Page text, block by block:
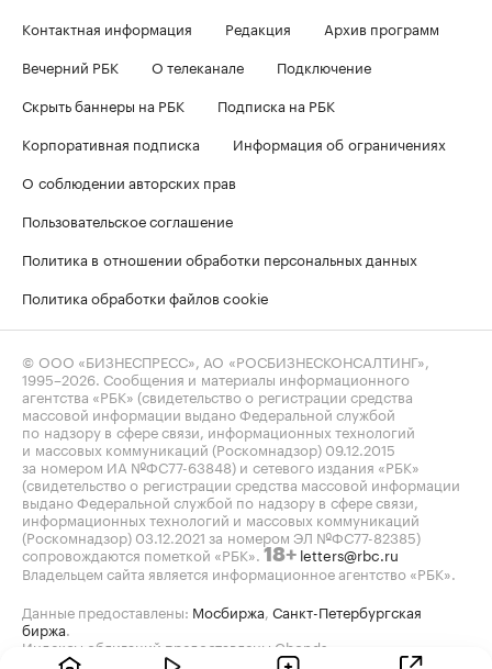
Контактная информация Редакция
Архив программ
Вечерний РБК
О телеканале
Подключение
Скрыть баннеры на РБК
Подписка на РБК
Корпоративная подписка
Информация об ограничениях
О соблюдении авторских прав
Пользовательское соглашение
Политика в отношении обработки персональных данных
Политика обработки файлов cookie
© ООО «БИЗНЕСПРЕСС», АО «РОСБИЗНЕСКОНСАЛТИНГ»,
1995–2026 . Сообщения и материалы информационного
агентства «РБК» (свидетельство о регистрации средства
массовой информации выдано Федеральной службой
по надзору в сфере связи, информационных технологий
и массовых коммуникаций (Роскомнадзор) 09.12.2015
за номером ИА №ФС77-63848) и сетевого издания «РБК»
(свидетельство о регистрации средства массовой информации
выдано Федеральной службой по надзору в сфере связи,
информационных технологий и массовых коммуникаций
(Роскомнадзор) 03.12.2021 за номером ЭЛ №ФС77-82385)
сопровождаются пометкой «РБК». 18+ letters@rbc.ru
Владельцем сайта является информационное агентство «РБК».
Данные предоставлены: Мосбиржа Санкт-Петербургская
биржа
Индексы облигаций предоставлены Cbonds.